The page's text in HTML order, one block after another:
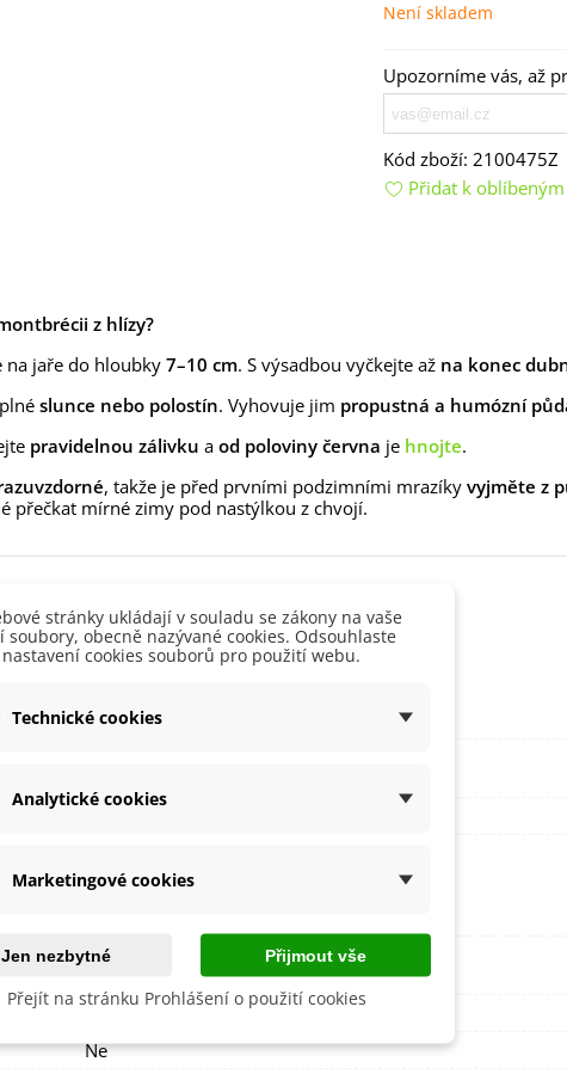
-...
Blue -
Eukalyptus...
Není skladem
Upozorníme vás, až
Kód zboží: 2100475Z
Přidat k oblíbeným
z hlízy?
na jaře do hloubky 7–10 cm. S výsadbou vyčkejte až na konec
slunce nebo polostín. Vyhovuje jim propustná a humózní
pravidelnou zálivku a od poloviny června je hnojte.
, takže je před prvními podzimními mrazíky vyjměte z
přečkat mírné zimy pod nastýlkou z chvojí.
20 - 40 cm
80 - 100 cm
Červenec
Srpen
Duben
Ne
stránky ukládají v souladu se zákony na vaše
soubory, obecně nazývané cookies. Odsouhlaste
cookies souborů pro použití webu.
Technické cookies
Analytické cookies
Marketingové cookies
Jen nezbytné Přijmout vše
Přejít na stránku Prohlášení o použití cookies